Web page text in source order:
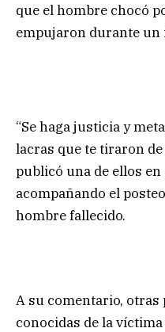
que el hombre chocó
empujaron durante un
“Se haga justicia y
lacras que te tiraron
publicó una de ellos en
acompañando el
hombre fallecido.
A su comentario, otras
conocidas de la